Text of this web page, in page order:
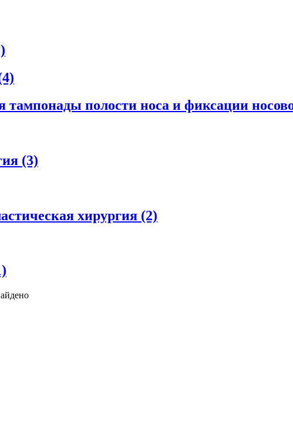
полости носа и фиксации
(3)
хирургия (2)